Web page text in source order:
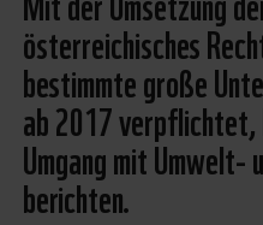
österreichisches
bestimmte große
ab 2017 verpflichtet,
Umgang mit Umwelt-
berichten.